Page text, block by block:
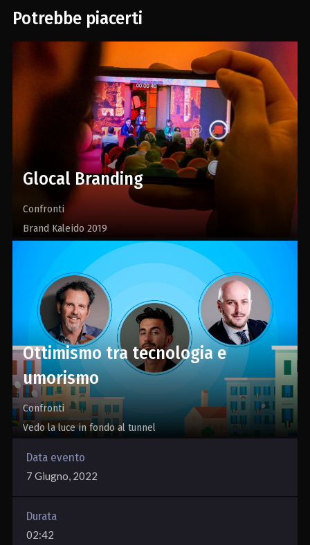
Potrebbe piacerti
Glocal Branding
Confronti
Brand Kaleido 2019
Ottimismo tra tecnologia e
umorismo
Confronti
Vedo la luce in fondo al tunnel
Data evento
7 Giugno, 2022
Durata
02:42